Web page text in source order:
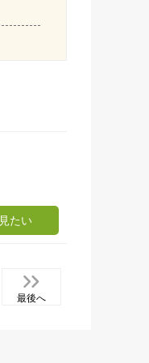
見たい
最後へ